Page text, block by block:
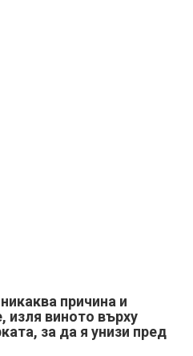
причина и
изля виното върху
за да я унизи пред